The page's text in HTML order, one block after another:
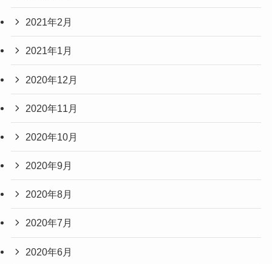
2021年2月
2021年1月
2020年12月
2020年11月
2020年10月
2020年9月
2020年8月
2020年7月
2020年6月